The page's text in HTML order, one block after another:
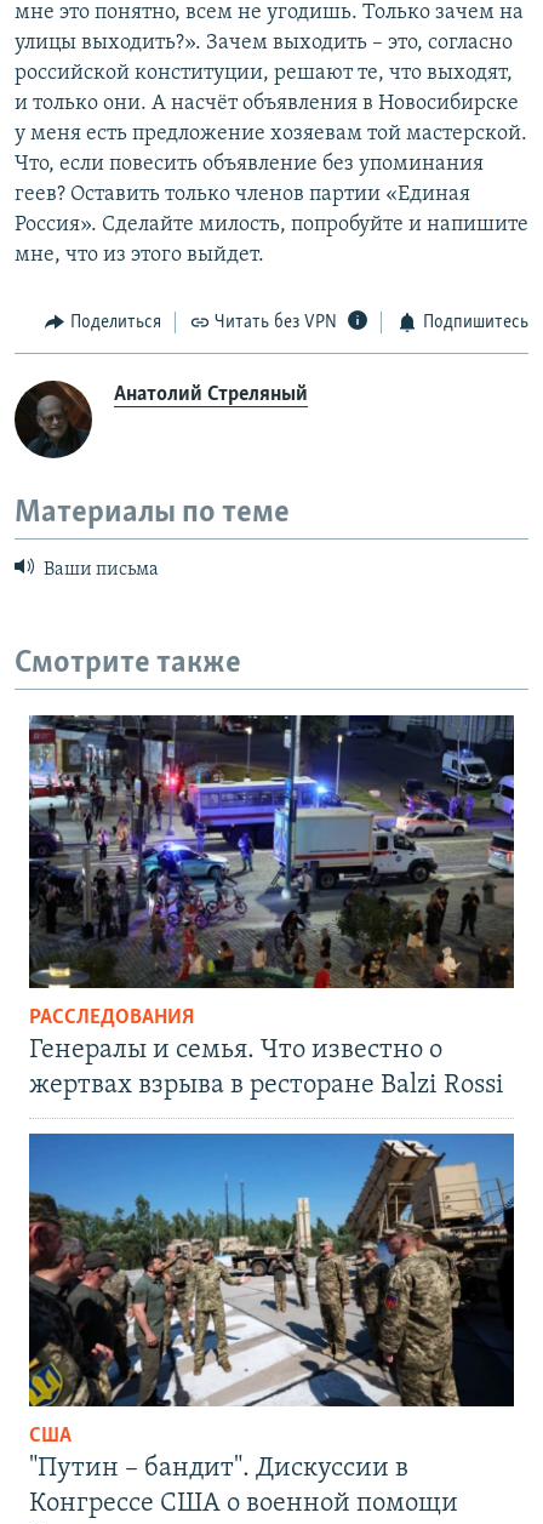
мне это понятно, всем не угодишь. Только зачем на
улицы выходить?». Зачем выходить – это, согласно
российской конституции, решают те, что выходят,
и только они. А насчёт объявления в Новосибирске
у меня есть предложение хозяевам той мастерской.
Что, если повесить объявление без упоминания
геев? Оставить только членов партии «Единая
Россия». Сделайте милость, попробуйте и напишите
мне, что из этого выйдет.
Поделиться Читать без VPN Подпишитесь
Анатолий Стреляный
Материалы по теме
Ваши письма
Смотрите также
РАССЛЕДОВАНИЯ
Генералы и семья. Что известно о
жертвах взрыва в ресторане Balzi Rossi
США
"Путин – бандит". Дискуссии в
Конгрессе США о военной помощи